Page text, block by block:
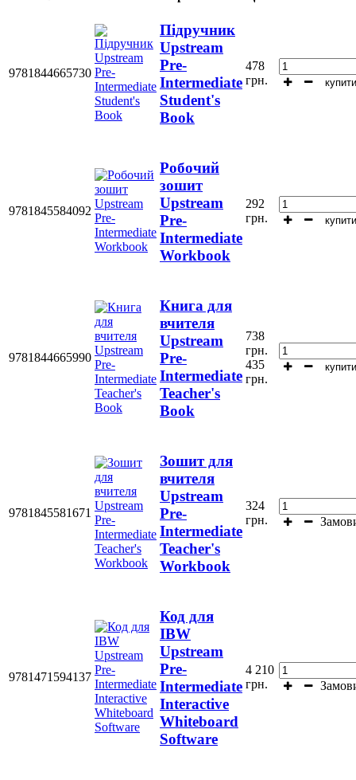
9781844665730
Підручник
Upstream
Pre-
Intermediate
Student's
Book
478
грн.
купити
9781845584092
Робочий
зошит
Upstream
Pre-
Intermediate
Workbook
292
грн.
купити
9781844665990
Книга для
вчителя
Upstream
Pre-
Intermediate
Teacher's
Book
738
грн.
435
грн.
купити
9781845581671
Зошит для
вчителя
Upstream
Pre-
Intermediate
Teacher's
Workbook
324
грн.
9781471594137
Код для
IBW
Upstream
Pre-
Intermediate
Interactive
Whiteboard
Software
4 210
грн.